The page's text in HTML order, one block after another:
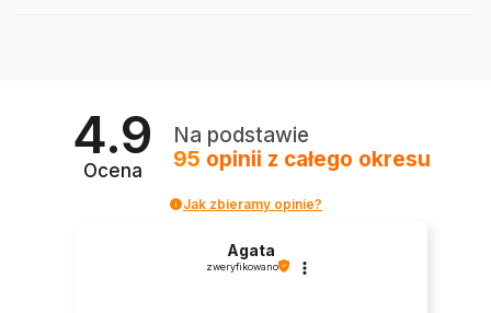
4.9
Ocena
Na podstawie
95 opinii z całego okresu
Jak zbieramy opinie?
Agata
zweryfikowano